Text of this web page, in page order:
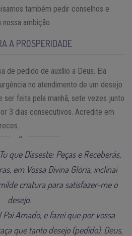
também pedir conselhos e
ambição.
A PROSPERIDADE
de pedido de auxílio a Deus. Ela
no atendimento de um desejo
ser feita pela manhã, sete vezes junto
3 dias consecutivos. Acredite em
que Disseste: Peças e Receberás,
em Vossa Divina Glória, inclinai
criatura para satisfazer-me o
desejo.
Amado, e fazei que por vossa
que tanto desejo (pedido). Deus,